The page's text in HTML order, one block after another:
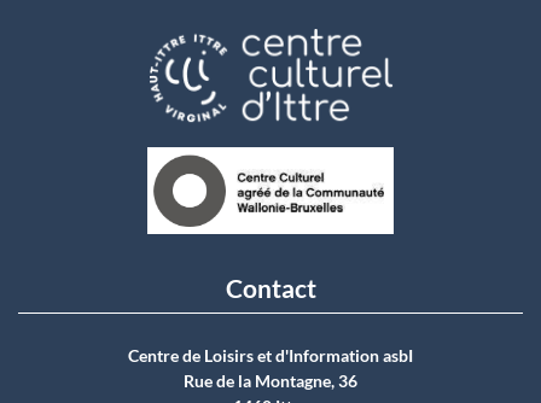
Contact
Centre de Loisirs et d'Information asbI
Rue de la Montagne, 36